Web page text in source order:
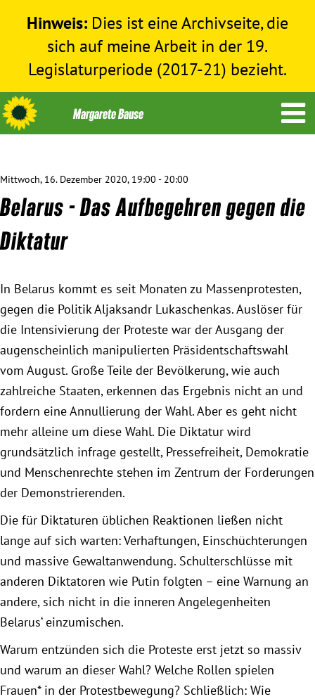
Hinweis: Dies ist eine Archivseite, die
sich auf meine Arbeit in der 19.
Legislaturperiode (2017-21) bezieht.
Themen
Menschenrechte
Bundestag 2017-2021
Obfrau im Ausschuss für Menschenrechte und
humanitäre Hilfe
Mein Abstimmungsverhalten
Ämter, Funktionen und Einkünfte
Besuch in Berlin
Praktikum
Patenschaftsprogramm
Bayern
München
Zur Person
Mittwoch, 16. Dezember 2020, 19:00 - 20:00
Belarus - Das Aufbegehren gegen die
Diktatur
In Belarus kommt es seit Monaten zu Massenprotesten,
gegen die Politik Aljaksandr Lukaschenkas. Auslöser für
die Intensivierung der Proteste war der Ausgang der
augenscheinlich manipulierten Präsidentschaftswahl
vom August. Große Teile der Bevölkerung, wie auch
zahlreiche Staaten, erkennen das Ergebnis nicht an und
fordern eine Annullierung der Wahl. Aber es geht nicht
mehr alleine um diese Wahl. Die Diktatur wird
grundsätzlich infrage gestellt, Pressefreiheit, Demokratie
und Menschenrechte stehen im Zentrum der Forderungen
der Demonstrierenden.
Die für Diktaturen üblichen Reaktionen ließen nicht
lange auf sich warten: Verhaftungen, Einschüchterungen
und massive Gewaltanwendung. Schulterschlüsse mit
anderen Diktatoren wie Putin folgten – eine Warnung an
andere, sich nicht in die inneren Angelegenheiten
Belarus‘ einzumischen.
Warum entzünden sich die Proteste erst jetzt so massiv
und warum an dieser Wahl? Welche Rollen spielen
Frauen* in der Protestbewegung? Schließlich: Wie